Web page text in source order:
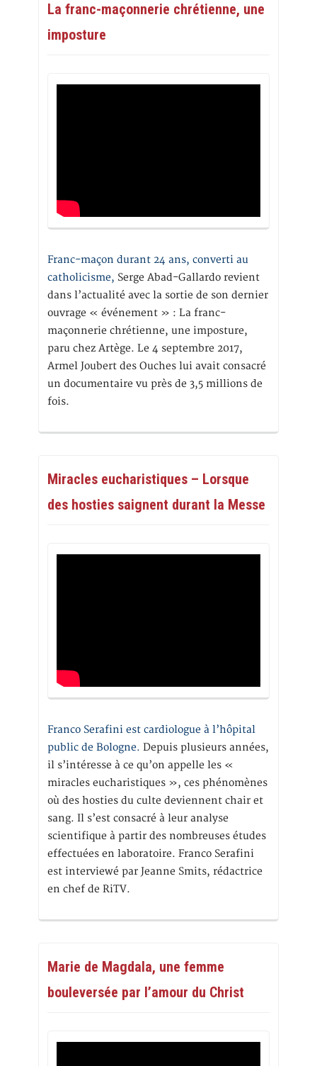
La franc-maçonnerie chrétienne, une
imposture
Franc-maçon durant 24 ans, converti au
catholicisme, Serge Abad-Gallardo revient
dans l’actualité avec la sortie de son dernier
ouvrage « événement » : La franc-
maçonnerie chrétienne, une imposture,
paru chez Artège. Le 4 septembre 2017,
Armel Joubert des Ouches lui avait consacré
un documentaire vu près de 3,5 millions de
fois.
Miracles eucharistiques – Lorsque
des hosties saignent durant la Messe
Franco Serafini est cardiologue à l’hôpital
public de Bologne. Depuis plusieurs années,
il s’intéresse à ce qu’on appelle les «
miracles eucharistiques », ces phénomènes
où des hosties du culte deviennent chair et
sang. Il s’est consacré à leur analyse
scientifique à partir des nombreuses études
effectuées en laboratoire. Franco Serafini
est interviewé par Jeanne Smits, rédactrice
en chef de RiTV.
Marie de Magdala, une femme
bouleversée par l’amour du Christ